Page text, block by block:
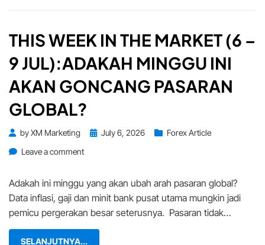
THIS WEEK IN THE MARKET (6 –
9 JUL):ADAKAH MINGGU INI
AKAN GONCANG PASARAN
GLOBAL?
byXM Marketing
PostedJuly 6, 2026
Forex Article
Leave a commenton
in
the
Market
(6
–
Adakah ini minggu yang akan ubah arah pasaran global?
Data inflasi, gaji dan minit bank pusat utama mungkin jadi
pemicu pergerakan besar seterusnya. Pasaran tidak…
SELANJUTNYA...